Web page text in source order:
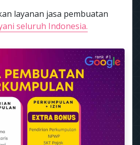
layanan jasa pembuatan
seluruh Indonesia.